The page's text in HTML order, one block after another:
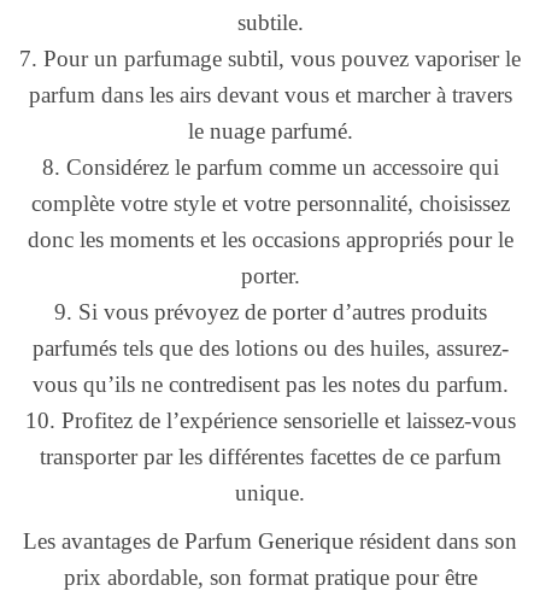
subtile.
7. Pour un parfumage subtil, vous pouvez vaporiser le
parfum dans les airs devant vous et marcher à travers
le nuage parfumé.
8. Considérez le parfum comme un accessoire qui
complète votre style et votre personnalité, choisissez
donc les moments et les occasions appropriés pour le
porter.
9. Si vous prévoyez de porter d’autres produits
parfumés tels que des lotions ou des huiles, assurez-
vous qu’ils ne contredisent pas les notes du parfum.
10. Profitez de l’expérience sensorielle et laissez-vous
transporter par les différentes facettes de ce parfum
unique.
Les avantages de Parfum Generique résident dans son
prix abordable, son format pratique pour être